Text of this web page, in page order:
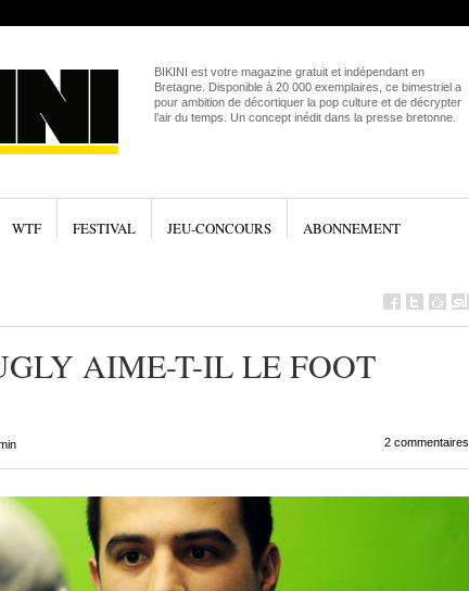
BIKINI est votre magazine gratuit et indépendant en
Bretagne. Disponible à 20 000 exemplaires, ce bimestriel a
pour ambition de décortiquer la pop culture et de décrypter
l’air du temps. Un concept inédit dans la presse bretonne.
WTF FESTIVAL JEU-CONCOURS ABONNEMENT
AIME-T-IL LE FOOT
2 commentaires